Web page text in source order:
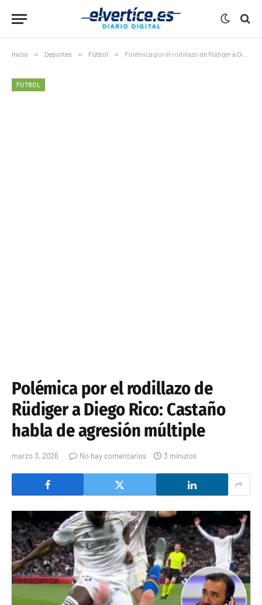
Inicio » Deportes » Fútbol » Polémica por el rodillazo de Rüdiger a Diego Rico: Castaño habla de agresión múltiple
FÚTBOL
Polémica por el rodillazo de
Rüdiger a Diego Rico: Castaño
habla de agresión múltiple
marzo 3, 2026 No hay comentarios 3 minutos